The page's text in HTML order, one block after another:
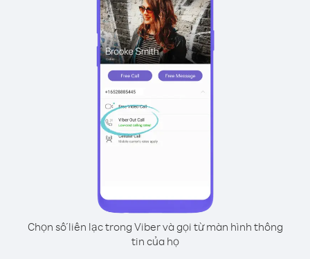
Chọn số liên lạc trong Viber và gọi từ màn hình thông
tin của họ